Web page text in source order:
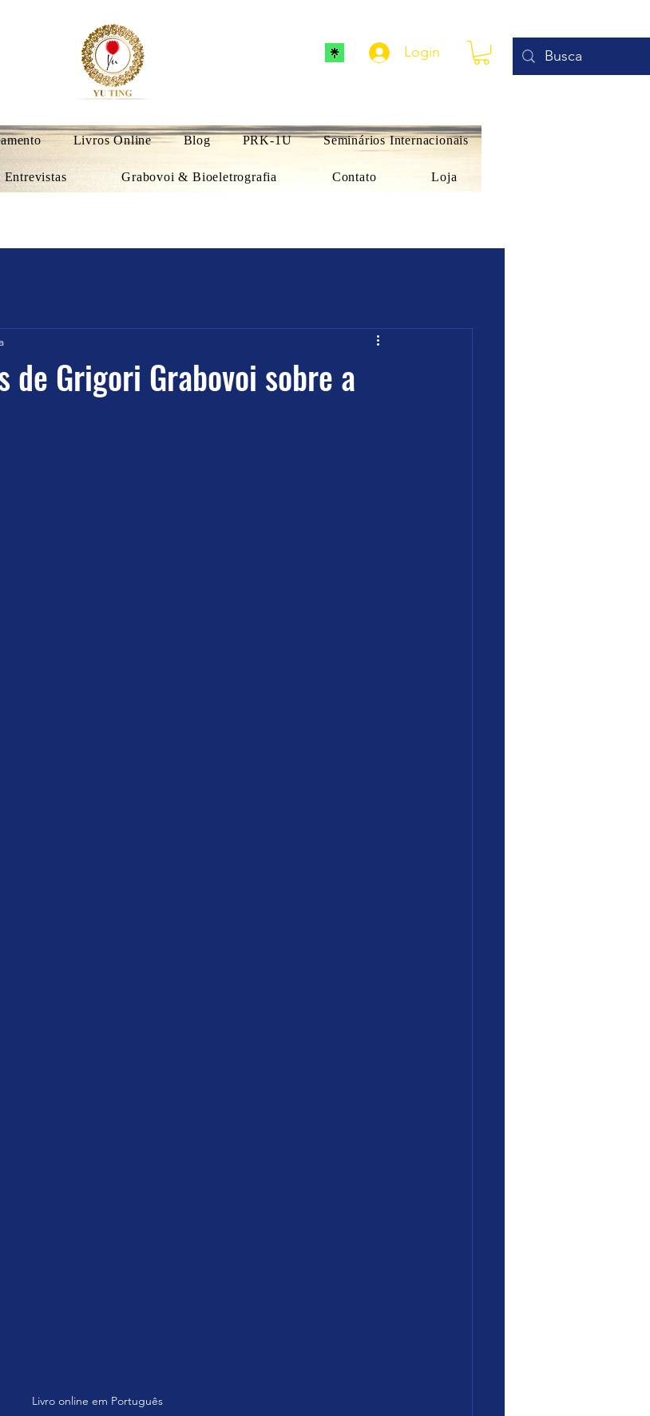
Login
Livros Online Blog PRK-1U Seminários Internacionais
Grabovoi & Bioeletrografia Contato Loja
de Grigori Grabovoi sobre a
Livro online em Português